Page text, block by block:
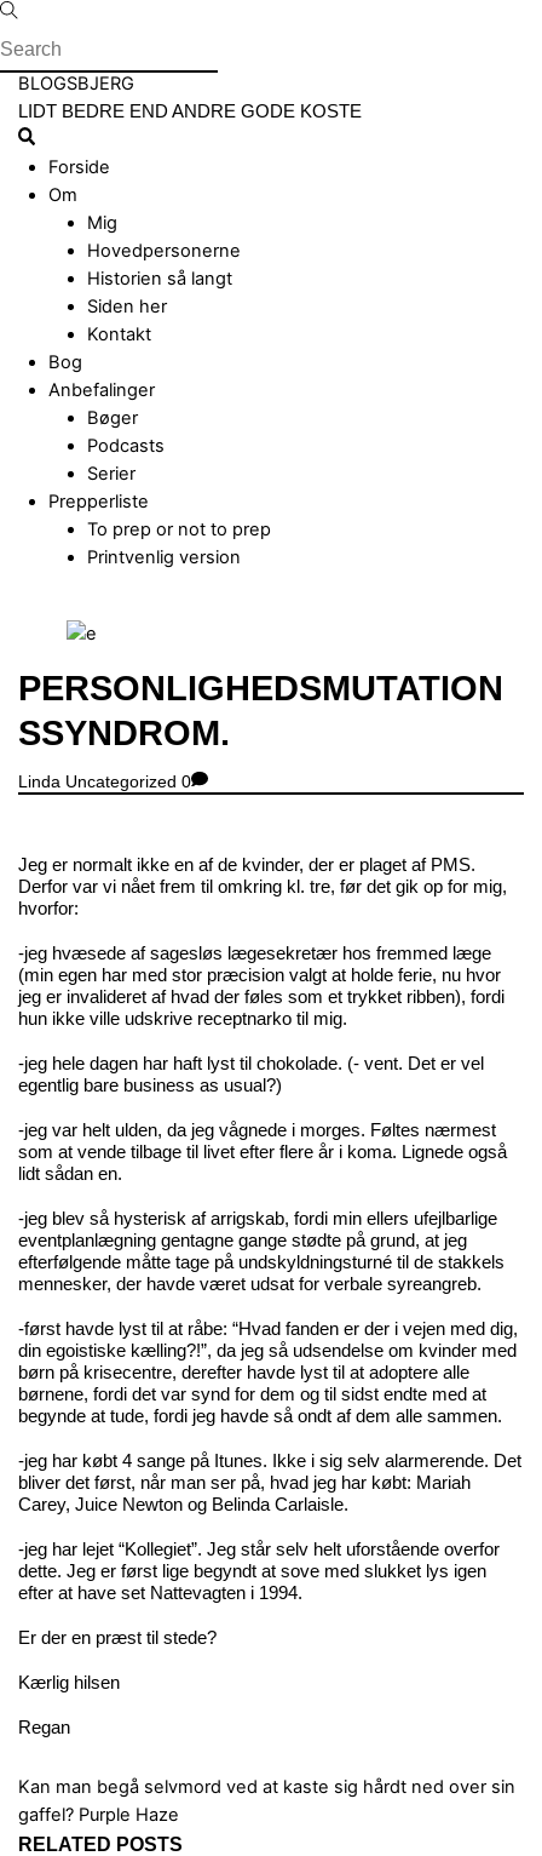
Skip
to
content
Menu
BLOGSBJERG
LIDT BEDRE END ANDRE GODE KOSTE
Search
Forside
Om
Mig
Hovedpersonerne
Historien så langt
Siden her
Kontakt
Bog
Anbefalinger
Bøger
Podcasts
Serier
Prepperliste
To prep or not to prep
Printvenlig version
PERSONLIGHEDSMUTATION
SSYNDROM.
Linda Uncategorized 0
Jeg er normalt ikke en af de kvinder, der er plaget af PMS.
Derfor var vi nået frem til omkring kl. tre, før det gik op for mig,
hvorfor:
-jeg hvæsede af sagesløs lægesekretær hos fremmed læge
(min egen har med stor præcision valgt at holde ferie, nu hvor
jeg er invalideret af hvad der føles som et trykket ribben), fordi
hun ikke ville udskrive receptnarko til mig.
-jeg hele dagen har haft lyst til chokolade. (- vent. Det er vel
egentlig bare business as usual?)
-jeg var helt ulden, da jeg vågnede i morges. Føltes nærmest
som at vende tilbage til livet efter flere år i koma. Lignede også
lidt sådan en.
-jeg blev så hysterisk af arrigskab, fordi min ellers ufejlbarlige
eventplanlægning gentagne gange stødte på grund, at jeg
efterfølgende måtte tage på undskyldningsturné til de stakkels
mennesker, der havde været udsat for verbale syreangreb.
-først havde lyst til at råbe: “Hvad fanden er der i vejen med dig,
din egoistiske kælling?!”, da jeg så udsendelse om kvinder med
børn på krisecentre, derefter havde lyst til at adoptere alle
børnene, fordi det var synd for dem og til sidst endte med at
begynde at tude, fordi jeg havde så ondt af dem alle sammen.
-jeg har købt 4 sange på Itunes. Ikke i sig selv alarmerende. Det
bliver det først, når man ser på, hvad jeg har købt: Mariah
Carey, Juice Newton og Belinda Carlaisle.
-jeg har lejet “Kollegiet”. Jeg står selv helt uforstående overfor
dette. Jeg er først lige begyndt at sove med slukket lys igen
efter at have set Nattevagten i 1994.
Er der en præst til stede?
Kærlig hilsen
Regan
Kan man begå selvmord ved at kaste sig hårdt ned over sin
gaffel?Purple Haze
RELATED POSTS